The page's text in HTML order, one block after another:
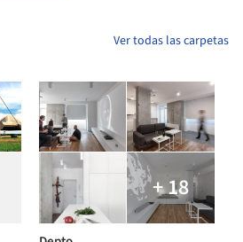
Ver todas las carpetas
+ 18